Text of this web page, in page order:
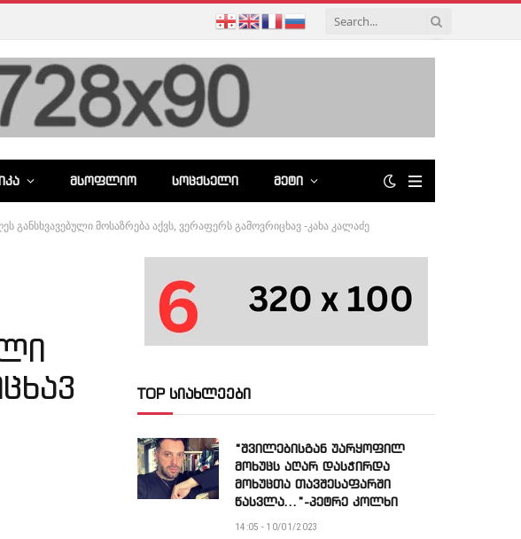
ᲛᲡᲝᲤᲚᲘᲝ ᲡᲝᲪᲥᲡᲔᲚᲘ ᲛᲔᲢᲘ
განსხვავებული მოსაზრება აქვს, ვერაფერს გამოვრიცხავ -კახა კალაძე
TOP სიახლეები
“შვილებისგან უარყოფილ
მოხუცს აღარ დასჭირდა
მოხუცთა თავშესაფარში
წასვლა…”-პეტრე კოლხი
14:05 - 10/01/2023